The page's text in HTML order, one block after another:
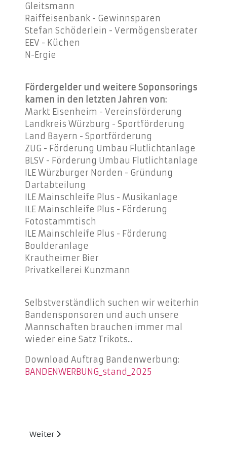
Gleitsmann
Raiffeisenbank - Gewinnsparen
Stefan Schöderlein - Vermögensberater
EEV - Küchen
N-Ergie
Fördergelder und weitere Soponsorings
kamen in den letzten Jahren von:
Markt Eisenheim - Vereinsförderung
Landkreis Würzburg - Sportförderung
Land Bayern - Sportförderung
ZUG - Förderung Umbau Flutlichtanlage
BLSV - Förderung Umbau Flutlichtanlage
ILE Würzburger Norden - Gründung
Dartabteilung
ILE Mainschleife Plus - Musikanlage
ILE Mainschleife Plus - Förderung
Fotostammtisch
ILE Mainschleife Plus - Förderung
Boulderanlage
Krautheimer Bier
Privatkellerei Kunzmann
Selbstverständlich suchen wir weiterhin
Bandensponsoren und auch unsere
Mannschaften brauchen immer mal
wieder eine Satz Trikots...
Download Auftrag Bandenwerbung:
BANDENWERBUNG_stand_2025
Nächster Beitrag: Aktuelles
Weiter